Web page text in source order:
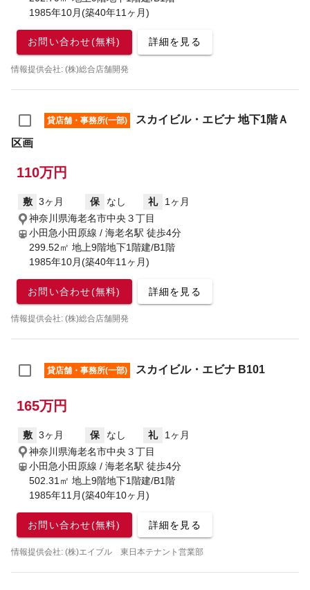
1985年10月(築40年11ヶ月)
お問い合わせ(無料) 詳細を見る
情報提供会社: (株)総合店舗開発
貸店舗・事務所(一部)
スカイビル・エビナ 地下1階Ａ
区画
110万円
敷 3ヶ月 保 なし 礼
1ヶ月
神奈川県海老名市中央３丁目
小田急小田原線 / 海老名駅 徒歩4分
299.52㎡ 地上9階地下1階建/B1階
1985年10月(築40年11ヶ月)
お問い合わせ(無料) 詳細を見る
情報提供会社: (株)総合店舗開発
貸店舗・事務所(一部) スカイビル・エビナ B101
165万円
敷 3ヶ月 保 なし 礼
1ヶ月
神奈川県海老名市中央３丁目
小田急小田原線 / 海老名駅 徒歩4分
502.31㎡ 地上9階地下1階建/B1階
1985年11月(築40年10ヶ月)
お問い合わせ(無料) 詳細を見る
情報提供会社: (株)エイブル 東日本テナント営業部